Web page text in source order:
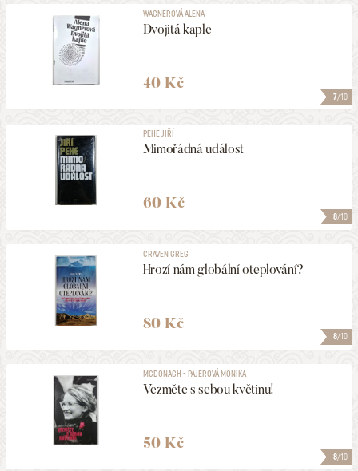
7/10
WAGNEROVÁ ALENA
Dvojitá kaple
40 Kč
8/10
PEHE JIŘÍ
Mimořádná událost
60 Kč
8/10
CRAVEN GREG
Hrozí nám globální oteplování?
80 Kč
8/10
MCDONAGH - PAJEROVÁ MONIKA
Vezměte s sebou květinu!
50 Kč